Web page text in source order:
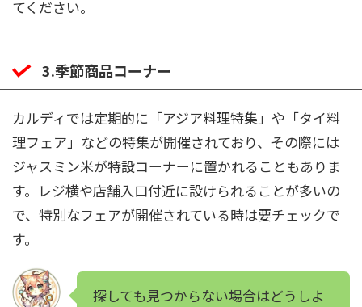
てください。
3.季節商品コーナー
カルディでは定期的に「アジア料理特集」や「タイ料
理フェア」などの特集が開催されており、その際には
ジャスミン米が特設コーナーに置かれることもありま
す。レジ横や店舗入口付近に設けられることが多いの
で、特別なフェアが開催されている時は要チェックで
す。
探しても見つからない場合はどうしよ